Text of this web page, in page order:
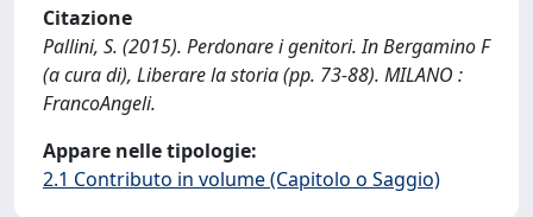
Citazione
Pallini, S. (2015). Perdonare i genitori. In Bergamino F
(a cura di), Liberare la storia (pp. 73-88). MILANO :
FrancoAngeli.
Appare nelle tipologie:
2.1 Contributo in volume (Capitolo o Saggio)